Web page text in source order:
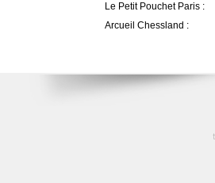
Le Petit Pouchet Paris :
Arcueil Chessland :